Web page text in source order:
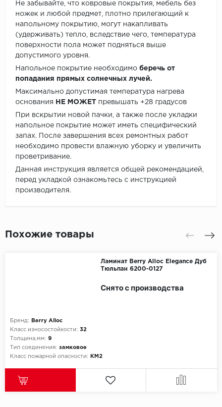
Не забывайте, что ковровые покрытия, мебель без
ножек и любой предмет, плотно прилегающий к
напольному покрытию, могут накапливать
(удерживать) тепло, вследствие чего, температура
поверхности пола может подняться выше
допустимого уровня.
Напольное покрытие необходимо беречь от
попадания прямых солнечных лучей.
Максимально допустимая температура нагрева
основания
НЕ МОЖЕТ превышать +28 градусов
При вскрытии новой пачки, а также после укладки
напольное покрытие может иметь специфический
запах. После завершения всех ремонтных работ
необходимо провести влажную уборку и увеличить
проветривание.
Данная инструкция является общей рекомендацией,
перед укладкой ознакомьтесь с инструкцией
производителя.
Похожие товары
Ламинат Berry Alloc Elegance Дуб
Тюльпан 6200-0127
Бренд:
Berry Alloc
Класс износостойкости: 32
Толщина,мм: 9
Тип соединения: замковое
Класс пожарной опасности:
КМ2
Снято с производства